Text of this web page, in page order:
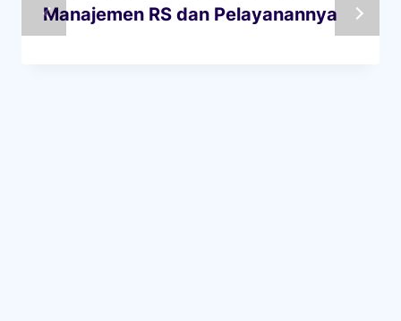
Manajemen RS dan Pelayanannya